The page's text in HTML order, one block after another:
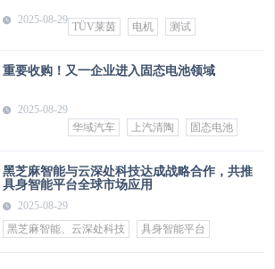
2025-08-29
TÜV莱茵 电机 测试
重要收购！又一企业进入固态电池领域
2025-08-29
华域汽车
上汽清陶 固态电池
黑芝麻智能与云深处科技达成战略合作，共推
具身智能平台全球市场应用
2025-08-29
黑芝麻智能、云深处科技
具身智能平台